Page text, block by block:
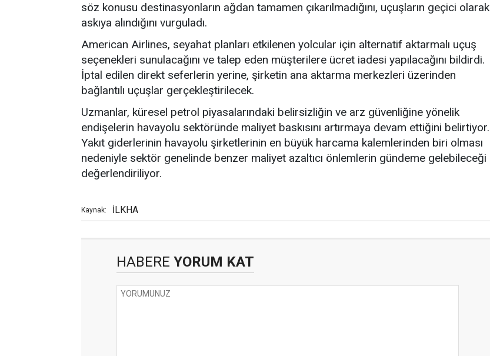
söz konusu destinasyonların ağdan tamamen çıkarılmadığını, uçuşların geçici olarak
askıya alındığını vurguladı.
American Airlines, seyahat planları etkilenen yolcular için alternatif aktarmalı uçuş
seçenekleri sunulacağını ve talep eden müşterilere ücret iadesi yapılacağını bildirdi.
İptal edilen direkt seferlerin yerine, şirketin ana aktarma merkezleri üzerinden
bağlantılı uçuşlar gerçekleştirilecek.
Uzmanlar, küresel petrol piyasalarındaki belirsizliğin ve arz güvenliğine yönelik
endişelerin havayolu sektöründe maliyet baskısını artırmaya devam ettiğini belirtiyor.
Yakıt giderlerinin havayolu şirketlerinin en büyük harcama kalemlerinden biri olması
nedeniyle sektör genelinde benzer maliyet azaltıcı önlemlerin gündeme gelebileceği
değerlendiriliyor.
Kaynak: İLKHA
HABERE YORUM KAT